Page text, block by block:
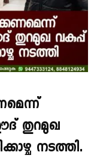
തുറമുഖ
നടത്തി.